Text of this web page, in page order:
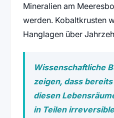
Mineralien am
werden. Kobaltkrusten
Hanglagen über
Wissenschaftliche
zeigen, dass
diesen
in Teilen